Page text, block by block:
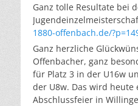
Ganz tolle Resultate bei
1880-offenbach.de/
Ganz herzliche
Offenbacher, ganz
für Platz 3 in der U16w
der U8w. Das wird heute
Abschlussfeier in